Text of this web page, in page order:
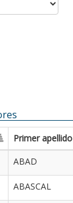
Primer apellido
ABAD
ABASCAL